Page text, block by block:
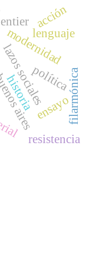
aires
lazos sociales
modernidad
lenguaje
ensayofilarmónica
historia
acción
política
resistencia